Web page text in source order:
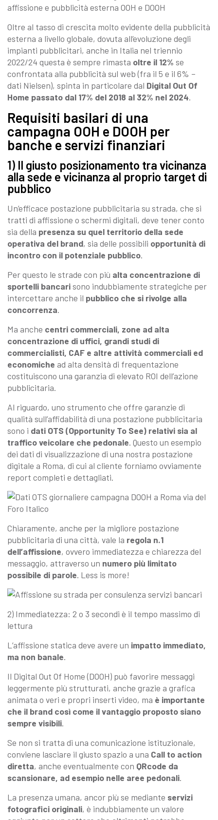
Oltre al tasso di crescita molto evidente della pubblicità
esterna a livello globale, dovuta all’evoluzione degli
impianti pubblicitari, anche in Italia nel triennio
2022/24 questa è sempre rimasta oltre il 12% se
confrontata alla pubblicità sul web (fra il 5 e il 6% –
dati Nielsen), spinta in particolare dal Digital Out Of
Home passato dal 17% del 2018 al 32% nel 2024.
Requisiti basilari di una
campagna OOH e DOOH per
banche e servizi finanziari
1) Il giusto posizionamento tra vicinanza
alla sede e vicinanza al proprio target di
pubblico
Un’efficace postazione pubblicitaria su strada, che si
tratti di affissione o schermi digitali, deve tener conto
sia della presenza su quel territorio della sede
operativa del brand, sia delle possibili opportunità di
incontro con il potenziale pubblico.
Per questo le strade con più alta concentrazione di
sportelli bancarisono indubbiamente strategiche per
intercettare anche il pubblico che si rivolge alla
concorrenza.
Ma anche centri commerciali, zone ad alta
concentrazione di uffici, grandi studi di
commercialisti, CAF e altre attività commerciali ed
economiche ad alta densità di frequentazione
costituiscono una garanzia di elevato ROI dell’azione
pubblicitaria.
Al riguardo, uno strumento che offre garanzie di
qualità sull’affidabilità di una postazione pubblicitaria
sono i dati OTS (Opportunity To See) relativi sia al
traffico veicolare che pedonale. Questo un esempio
dei dati di visualizzazione di una nostra postazione
digitale a Roma, di cui al cliente forniamo ovviamente
report completi e dettagliati.
Chiaramente, anche per la migliore postazione
pubblicitaria di una città, vale la regola n.1
dell’affissione, ovvero immediatezza e chiarezza del
messaggio, attraverso un numero più limitato
possibile di parole. Less is more!
2) Immediatezza: 2 o 3 secondi è il tempo massimo di
lettura
L’affissione statica deve avere un impatto immediato,
ma non banale.
Il Digital Out Of Home (DOOH) può favorire messaggi
leggermente più strutturati, anche grazie a grafica
animata o veri e propri inserti video, ma è importante
che il brand così come il vantaggio proposto siano
sempre visibili.
Se non si tratta di una comunicazione istituzionale,
conviene lasciare il giusto spazio a una Call to action
diretta, anche eventualmente con QRcode da
scansionare, ad esempio nelle aree pedonali.
La presenza umana, ancor più se mediante servizi
fotografici originali, è indubbiamente un valore